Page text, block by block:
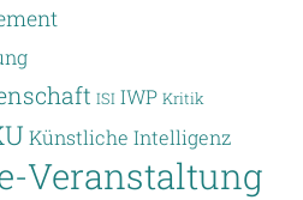
ISI IWP Kritik
Künstliche Intelligenz
Veranstaltung